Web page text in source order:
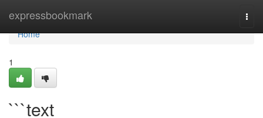
expressbookmark
Home
Home
1
```text